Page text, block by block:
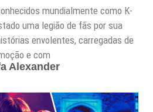
mundialmente como K-
uma legião de fãs por sua
envolentes, carregadas de
e com
Alexander